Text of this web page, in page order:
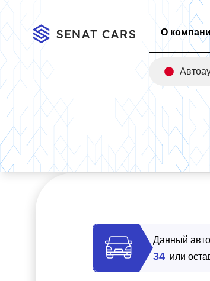
О
Главная/Каталог Kia Carnival 9-Seater
Данный
34 или